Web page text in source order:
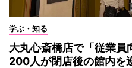
学ぶ・知る
大丸心斎橋店で「従業
200人が閉店後の館内を